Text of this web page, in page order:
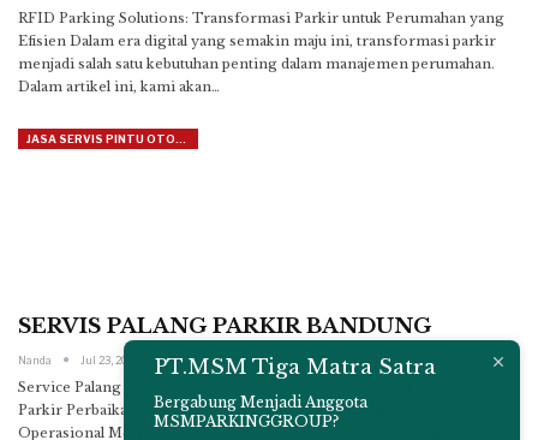
RFID Parking Solutions: Transformasi Parkir untuk Perumahan yang
Efisien Dalam era digital yang semakin maju ini, transformasi parkir
menjadi salah satu kebutuhan penting dalam manajemen perumahan.
Dalam artikel ini, kami akan…
JASA SERVIS PINTU OTOMATIS
SERVIS PALANG PARKIR BANDUNG
Nanda Jul 23, 2014
Service Palang Parkir Service Barrier Gate / Jasa Perbaikan Palang
Parkir Perbaikan Unit Elektronik dan Mekanik untuk Kelancaran
Operasional Mesin Palang Parkir AndaMemiliki mesin palang parkir
PT.MSM Tiga Matra Satra
Bergabung Menjadi Anggota
MSMPARKINGGROUP?